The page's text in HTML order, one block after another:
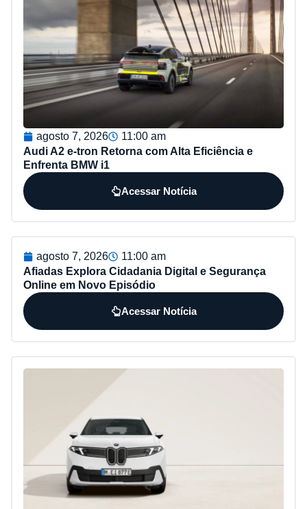
agosto 7, 2026
11:00 am
Audi A2 e-tron Retorna com Alta Eficiência e
Enfrenta BMW i1
Acessar Notícia
agosto 7, 2026
11:00 am
Afiadas Explora Cidadania Digital e Segurança
Online em Novo Episódio
Acessar Notícia